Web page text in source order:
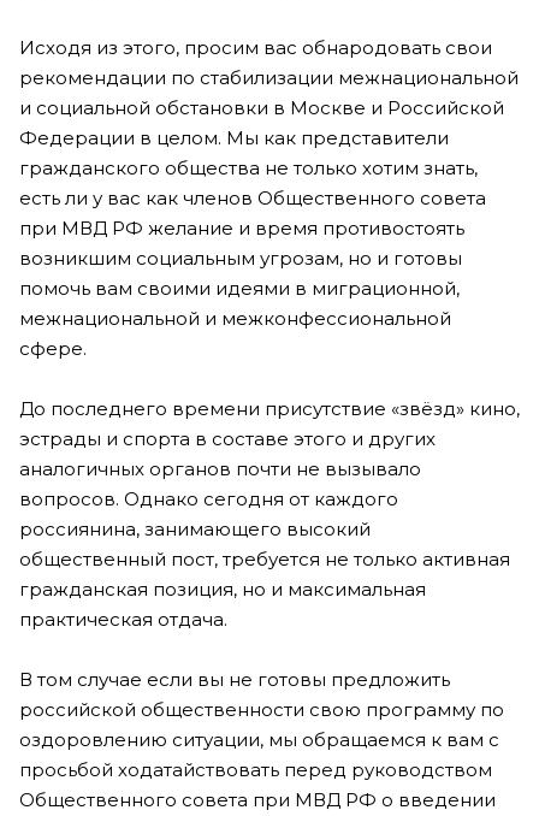
Исходя из этого, просим вас обнародовать свои
рекомендации по стабилизации межнациональной
и социальной обстановки в Москве и Российской
Федерации в целом. Мы как представители
гражданского общества не только хотим знать,
есть ли у вас как членов Общественного совета
при МВД РФ желание и время противостоять
возникшим социальным угрозам, но и готовы
помочь вам своими идеями в миграционной,
межнациональной и межконфессиональной
сфере.
До последнего времени присутствие «звёзд» кино,
эстрады и спорта в составе этого и других
аналогичных органов почти не вызывало
вопросов. Однако сегодня от каждого
россиянина, занимающего высокий
общественный пост, требуется не только активная
гражданская позиция, но и максимальная
практическая отдача.
В том случае если вы не готовы предложить
российской общественности свою программу по
оздоровлению ситуации, мы обращаемся к вам с
просьбой ходатайствовать перед руководством
Общественного совета при МВД РФ о введении